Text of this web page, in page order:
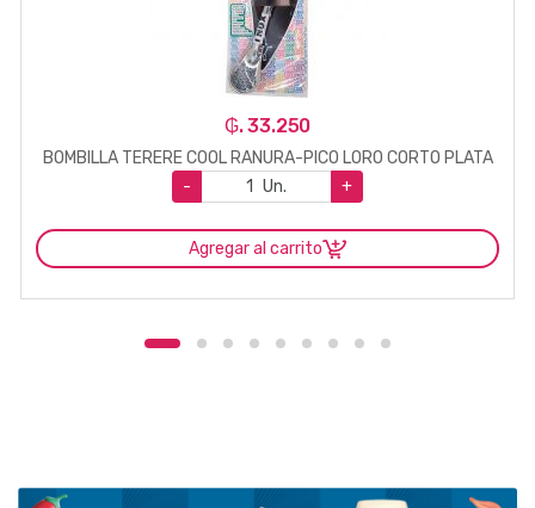
₲. 33.250
BOMBILLA TERERE COOL RANURA-PICO LORO CORTO PLATA
-
Un. +
Agregar al carrito